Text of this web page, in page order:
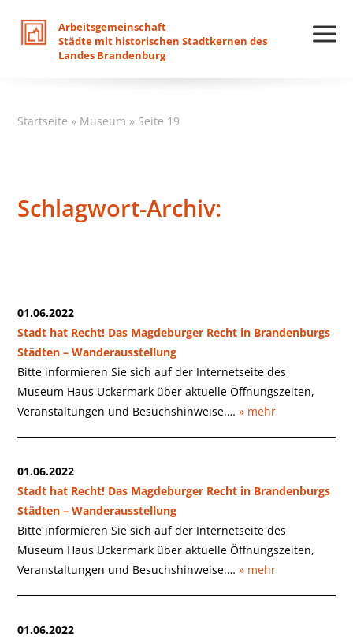
Arbeitsgemeinschaft
Städte mit historischen Stadtkernen des
Landes Brandenburg
Startseite » Museum » Seite 19
Schlagwort-Archiv:
01.06.2022
Stadt hat Recht! Das Magdeburger Recht in Brandenburgs
Städten – Wanderausstellung
Bitte informieren Sie sich auf der Internetseite des
Museum Haus Uckermark über aktuelle Öffnungszeiten,
Veranstaltungen und Besuchshinweise.…» mehr
01.06.2022
Stadt hat Recht! Das Magdeburger Recht in Brandenburgs
Städten – Wanderausstellung
Bitte informieren Sie sich auf der Internetseite des
Museum Haus Uckermark über aktuelle Öffnungszeiten,
Veranstaltungen und Besuchshinweise.…» mehr
01.06.2022